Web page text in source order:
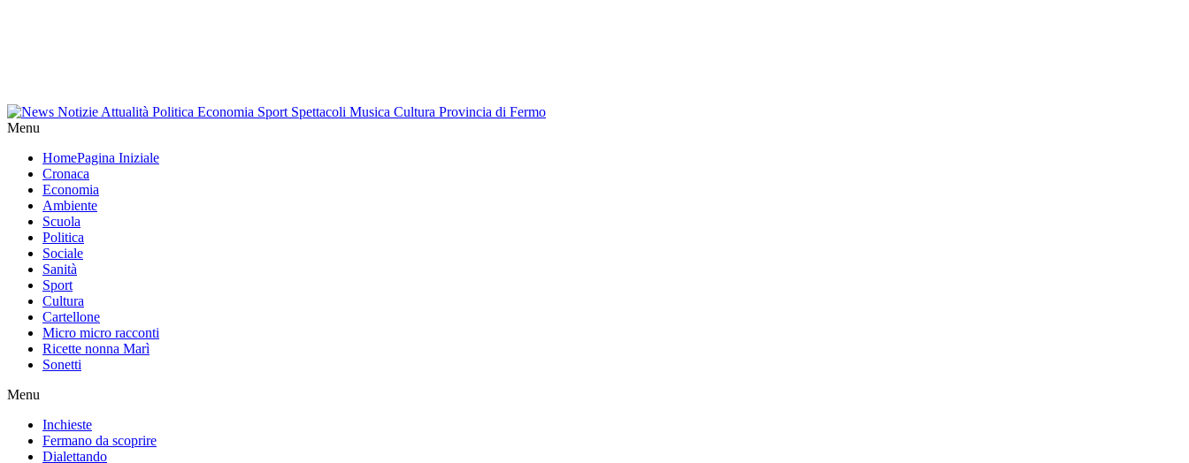
Menu
HomePagina Iniziale
Cronaca
Economia
Ambiente
Scuola
Politica
Sociale
Sanità
Sport
Cultura
Cartellone
Micro micro racconti
Ricette nonna Marì
Sonetti
Menu
Inchieste
Fermano da scoprire
Dialettando